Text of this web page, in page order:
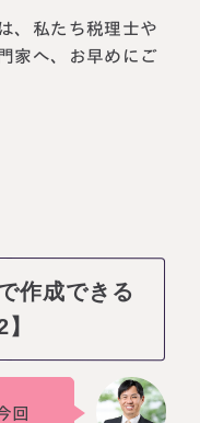
、私たち税理士や
家へ、お早めにご
作成できる
回